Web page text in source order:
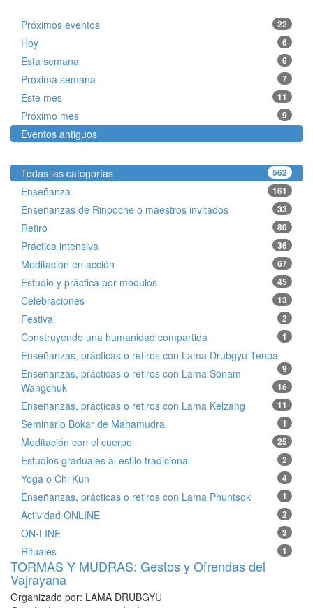
Próximos eventos 22
Hoy 6
Esta semana 6
Próxima semana 7
Este mes 11
Próximo mes 9
Eventos antiguos
Todas las categorías 562
Enseñanza 161
Enseñanzas de Rinpoche o maestros invitados 33
Retiro 80
Práctica intensiva 36
Meditación en acción 67
Estudio y práctica por módulos 45
Celebraciones 13
Festival 2
Construyendo una humanidad compartida 1
Enseñanzas, prácticas o retiros con Lama Drubgyu Tenpa
9
Enseñanzas, prácticas o retiros con Lama Sönam
Wangchuk
16
Enseñanzas, prácticas o retiros con Lama Kelzang 11
Seminario Bokar de Mahamudra 1
Meditación con el cuerpo 25
Estudios graduales al estilo tradicional 2
Yoga o Chi Kun 4
Enseñanzas, prácticas o retiros con Lama Phuntsok 1
Actividad ONLINE 2
ON-LINE 3
Rituales 1
TORMAS Y MUDRAS: Gestos y Ofrendas del
Vajrayana
Organizado por: LAMA DRUBGYU